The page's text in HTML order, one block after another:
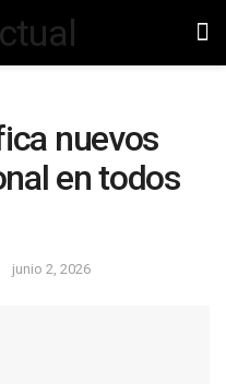
nuevos
en todos
junio 2, 2026